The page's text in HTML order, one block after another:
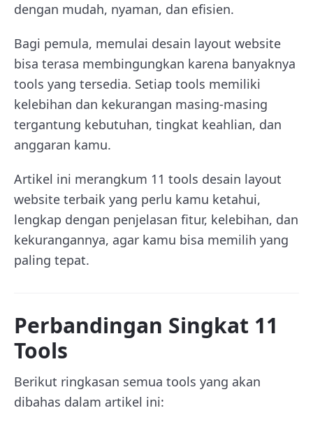
dengan mudah, nyaman, dan efisien.
Bagi pemula, memulai desain layout website
bisa terasa membingungkan karena banyaknya
tools yang tersedia. Setiap tools memiliki
kelebihan dan kekurangan masing-masing
tergantung kebutuhan, tingkat keahlian, dan
anggaran kamu.
Artikel ini merangkum 11 tools desain layout
website terbaik yang perlu kamu ketahui,
lengkap dengan penjelasan fitur, kelebihan, dan
kekurangannya, agar kamu bisa memilih yang
paling tepat.
Perbandingan Singkat 11
Tools
Berikut ringkasan semua tools yang akan
dibahas dalam artikel ini: